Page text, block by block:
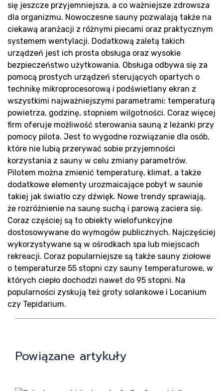
się jeszcze przyjemniejsza, a co ważniejsze zdrowsza
dla organizmu. Nowoczesne sauny pozwalają także na
ciekawą aranżacji z różnymi piecami oraz praktycznym
systemem wentylacji. Dodatkową zaletą takich
urządzeń jest ich prosta obsługa oraz wysokie
bezpieczeństwo użytkowania. Obsługa odbywa się za
pomocą prostych urządzeń sterujących opartych o
technikę mikroprocesorową i podświetlany ekran z
wszystkimi najważniejszymi parametrami: temperaturą
powietrza, godzinę, stopniem wilgotności. Coraz więcej
firm oferuje możliwość sterowania sauną z leżanki przy
pomocy pilota. Jest to wygodne rozwiązanie dla osób,
które nie lubią przerywać sobie przyjemności
korzystania z sauny w celu zmiany parametrów.
Pilotem można zmienić temperaturę, klimat, a także
dodatkowe elementy urozmaicające pobyt w saunie
takiej jak światło czy dźwięk. Nowe trendy sprawiają,
że rozróżnienie na saunę suchą i parową zaciera się.
Coraz częściej są to obiekty wielofunkcyjne
dostosowywane do wymogów publicznych. Najczęściej
wykorzystywane są w ośrodkach spa lub miejscach
rekreacji. Coraz popularniejsze są także sauny ziołowe
o temperaturze 55 stopni czy sauny temperaturowe, w
których ciepło dochodzi nawet do 95 stopni. Na
popularności zyskują też groty solankowe i Locanium
czy Tepidarium.
Powiązane artykuły